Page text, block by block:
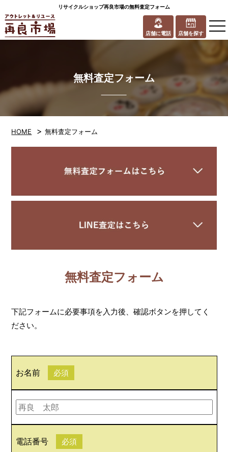
リサイクルショップ再良市場の無料査定フォーム
店舗に電話 店舗を探す
無料査定フォーム
HOME >無料査定フォーム
無料査定フォーム
下記フォームに必要事項を入力後、確認ボタンを押してく
ださい。
お名前 必須
電話番号 必須